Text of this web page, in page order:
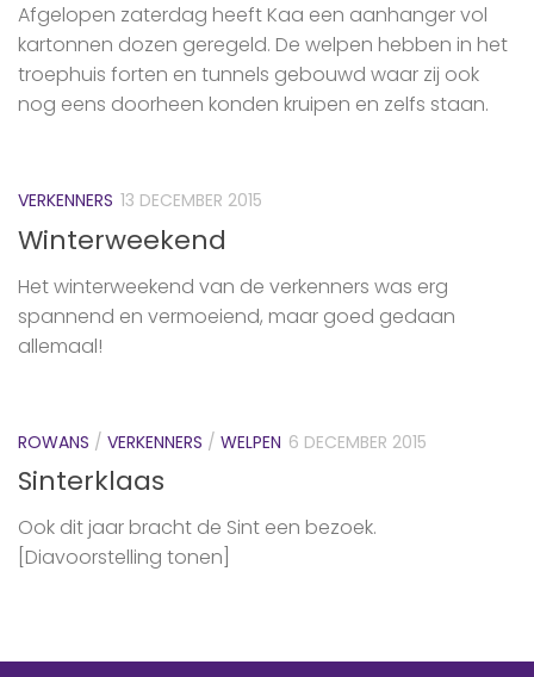
Afgelopen zaterdag heeft Kaa een aanhanger vol
kartonnen dozen geregeld. De ‪‎welpen‬ hebben in het
troephuis forten en tunnels gebouwd waar zij ook
nog eens doorheen konden kruipen en zelfs staan.
VERKENNERS 13 DECEMBER 2015
Winterweekend
Het ‪winterweekend‬ van de ‪verkenners‬ was erg
spannend en vermoeiend, maar goed gedaan
allemaal!
ROWANS / VERKENNERS / WELPEN 6 DECEMBER 2015
Sinterklaas
Ook dit jaar bracht de Sint een bezoek.
[Diavoorstelling tonen]